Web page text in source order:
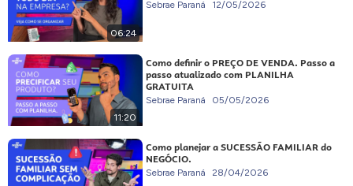
06:24
Sebrae Paraná 12/05/2026
11:20
Como definir o PREÇO DE VENDA. Passo a
passo atualizado com PLANILHA
GRATUITA
Sebrae Paraná 05/05/2026
Como planejar a SUCESSÃO FAMILIAR do
NEGÓCIO.
Sebrae Paraná 28/04/2026